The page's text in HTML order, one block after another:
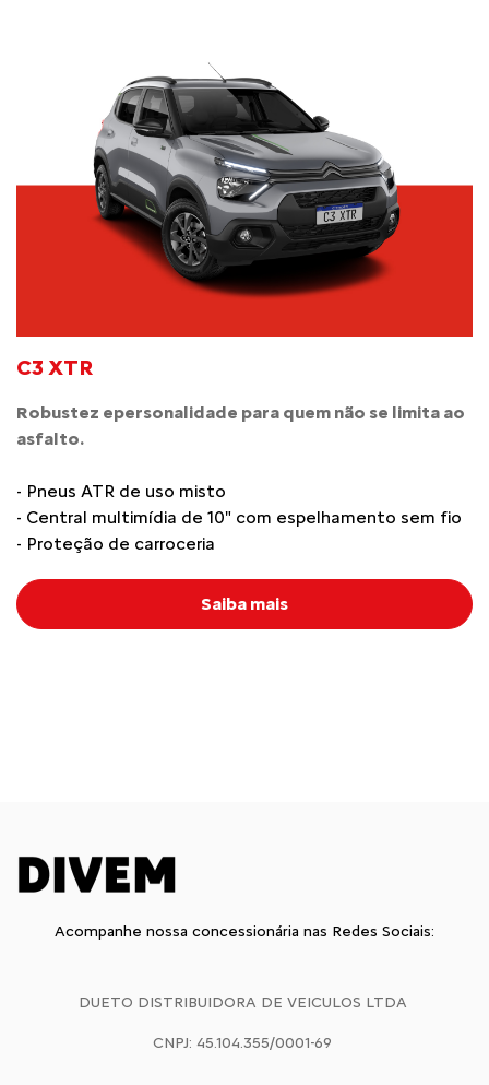
C3 XTR
Robustez epersonalidade para quem não se limita ao
asfalto.
- Pneus ATR de uso misto
- Central multimídia de 10" com espelhamento sem fio
- Proteção de carroceria
Saiba mais
Acompanhe nossa concessionária nas Redes Sociais:
DUETO DISTRIBUIDORA DE VEICULOS LTDA
CNPJ: 45.104.355/0001-69